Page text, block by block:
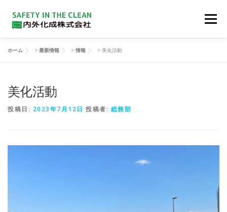
メニュー
ダウンロード
ホーム > 最新情報 > 情報 > 美化活動
美化活動
投稿日: 2023年7月12日 投稿者: 総務部